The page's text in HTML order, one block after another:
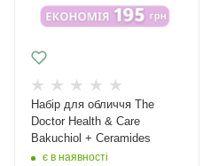
Набір для обличчя The
Doctor Health & Care
Bakuchiol + Ceramides
є в наявності